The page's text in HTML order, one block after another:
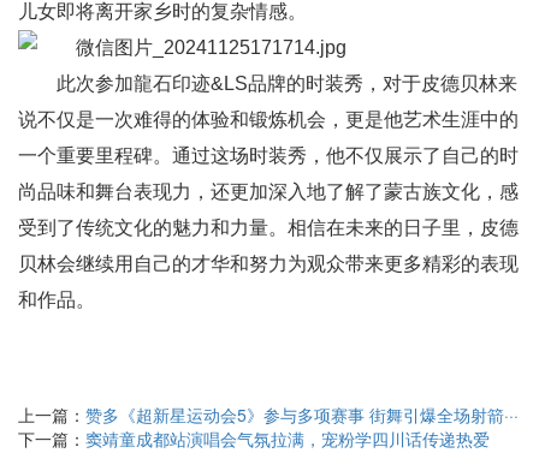
儿女即将离开家乡时的复杂情感。
此次参加龍石印迹&LS品牌的时装秀，对于皮德贝林来
说不仅是一次难得的体验和锻炼机会，更是他艺术生涯中的
一个重要里程碑。通过这场时装秀，他不仅展示了自己的时
尚品味和舞台表现力，还更加深入地了解了蒙古族文化，感
受到了传统文化的魅力和力量。相信在未来的日子里，皮德
贝林会继续用自己的才华和努力为观众带来更多精彩的表现
和作品。
上一篇： 赞多《超新星运动会5》参与多项赛事 街舞引爆全场射箭···
下一篇： 窦靖童成都站演唱会气氛拉满，宠粉学四川话传递热爱